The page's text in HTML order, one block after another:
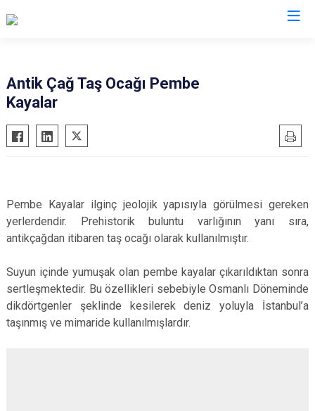
Antik Çağ Taş Ocağı Pembe
Kayalar
Pembe Kayalar ilginç jeolojik yapısıyla görülmesi gereken
yerlerdendir. Prehistorik buluntu varlığının yanı sıra,
antikçağdan itibaren taş ocağı olarak kullanılmıştır.
Suyun içinde yumuşak olan pembe kayalar çıkarıldıktan sonra
sertleşmektedir. Bu özellikleri sebebiyle Osmanlı Döneminde
dikdörtgenler şeklinde kesilerek deniz yoluyla İstanbul’a
taşınmış ve mimaride kullanılmışlardır.